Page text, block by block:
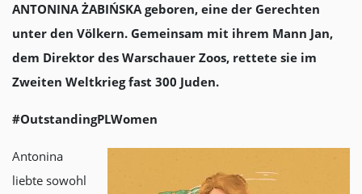
ANTONINA ŻABIŃSKA geboren, eine der Gerechten
unter den Völkern. Gemeinsam mit ihrem Mann Jan,
dem Direktor des Warschauer Zoos, rettete sie im
Zweiten Weltkrieg fast 300 Juden.
#OutstandingPLWomen
Antonina
liebte sowohl